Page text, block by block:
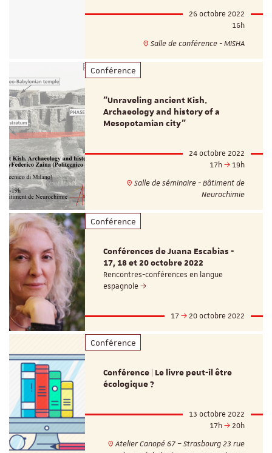
26 octobre 2022
16h
Salle de conférence - MISHA
Conférence
"Unraveling ancient Kish.
Archaeology and history of a
Mesopotamian city"
24 octobre 2022
17h
19h
Salle de séminaire - Bâtiment de
Neurochimie
Conférence
Conférences de Juana Escabias -
17, 18 et 20 octobre 2022
Rencontres-conférences en langue
espagnole
17 20 octobre 2022
Conférence
Conférence | Le livre peut-il être
écologique ?
13 octobre 2022
17h
20h
Atelier Canopé 67 – Strasbourg 23 rue